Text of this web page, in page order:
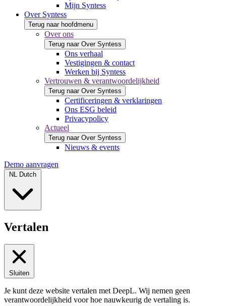
Mijn Syntess
Over Syntess
Terug naar hoofdmenu
Over ons
Terug naar Over Syntess
Ons verhaal
Vestigingen & contact
Werken bij Syntess
Vertrouwen & verantwoordelijkheid
Terug naar Over Syntess
Certificeringen & verklaringen
Ons ESG beleid
Privacypolicy
Actueel
Terug naar Over Syntess
Nieuws & events
Demo aanvragen
NL Dutch
Vertalen
Sluiten
Je kunt deze website vertalen met DeepL. Wij nemen geen
verantwoordelijkheid voor hoe nauwkeurig de vertaling is.